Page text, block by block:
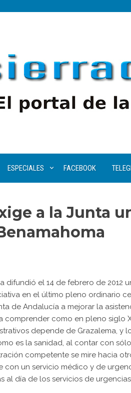
ESPECIALES FACEBOOK
a la Junta
difundió el 14 de febrero de 2012
en el último pleno ordinario
de Andalucía a mejorar la
comprender como en pleno siglo
depende de Grazalema, y
es la sanidad, al contar con
competente se mire hacia
un servicio médico y de
día de los servicios de